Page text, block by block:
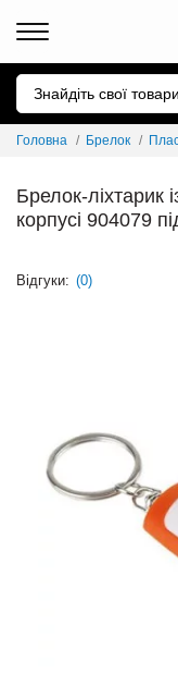
Головна Брелок
Брелок-ліхтарик
корпусі 904079
Відгуки: (0)